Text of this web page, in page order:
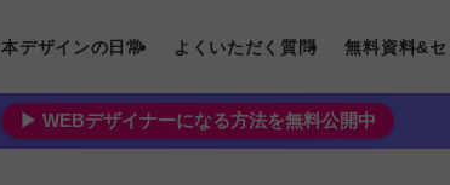
本デザインの日常 よくいただく質問 無料資料&
▶︎ WEBデザイナーになる方法を無料公開中